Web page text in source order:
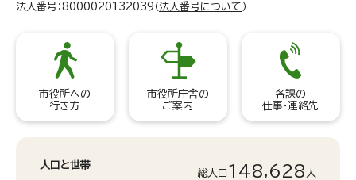
法人番号：8000020132039（ 法人番号について ）
市役所への
行き方
市役所庁舎の
ご案内
各課の
仕事・連絡先
人口と世帯
総人口 148,628 人